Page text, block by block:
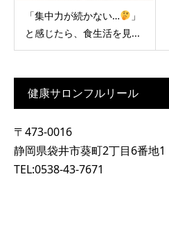
「集中力が続かない…
」
と感じたら、食生活を見...
健康サロンフルリール
〒473-0016
静岡県袋井市葵町2丁目6番地1
TEL:0538-43-7671